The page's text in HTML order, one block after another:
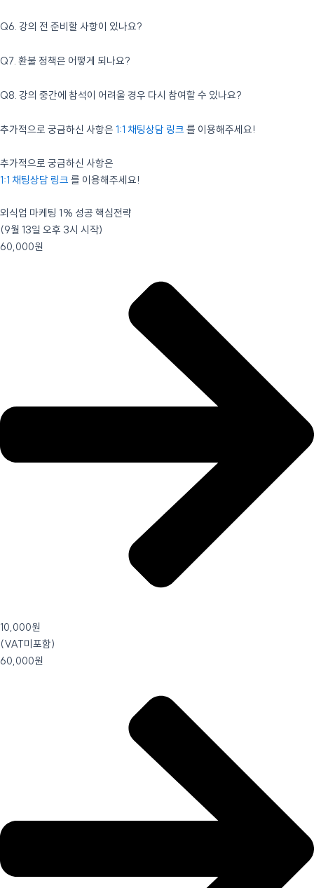
시간 전 사전 준비 부탁드립니다!
강의를 놓치시면 다시 시청은 어렵습니다.
참여 할 수 있도록 하시면 좋습니다. 녹화본은 준비되어 있으나, 무료제공은
Q6. 강의 전 준비할 사항이 있나요?
강의 전 특별히 준비할 사항은 없습니다.
경우구글미트를 설치를 준비해주시면 좋으며, 모바일로 들으실 경우 구글미트
원하시는 경우 노트나 메모 할 수 있도록 준비해 주시길 권장합니다.
Q7. 환불 정책은 어떻게 되나요?
강의 시작 7일 전까지 취소하실 경우 전액환불이 가능합니다.
Q8. 강의 중간에 참석이 어려울 경우 다시 참여할 수 있나요?
네 강의 중간에 잠시 자리를 비우셔야 할 경우 다시 참여할 수 있습니다. 다만
권장드립니다.
추가적으로 궁금하신 사항은 1:1 채팅상담 링크 를 이용해주세요!
추가적으로 궁금하신 사항은
1:1 채팅상담 링크 를 이용해주세요!
외식업 마케팅 1% 성공 핵심전략
(9월 13일 오후 3시 시작)
60,000원
10,000원
(VAT미포함)
60,000원